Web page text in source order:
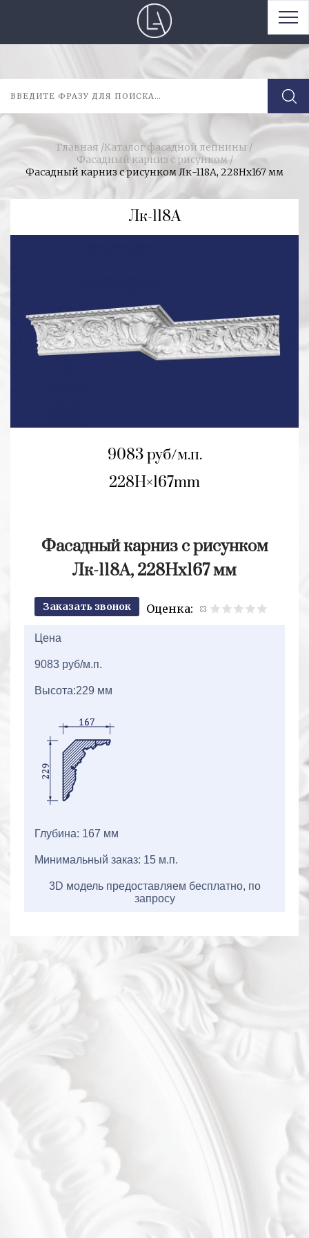
Главная /Каталог фасадной лепнины /
Фасадный карниз с рисунком /
Фасадный карниз с рисунком Лк-118А, 228Hх167 мм
Лк-118А
9083 руб/м.п.
228H 167mm
Фасадный карниз с рисунком
Лк-118А, 228Hх167 мм
Заказать звонок
Оценка:
Цена
9083 руб/м.п.
Высота:229 мм
Глубина: 167 мм
Минимальный заказ: 15 м.п.
3D модель предоставляем бесплатно, по
запросу